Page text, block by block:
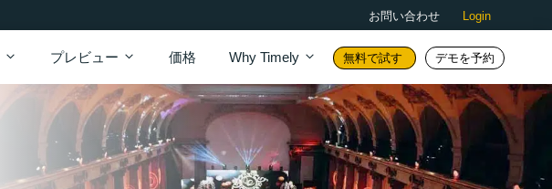
お問い合わせ Login
プレビュー 価格 Why Timely 無料で試す デモを予約